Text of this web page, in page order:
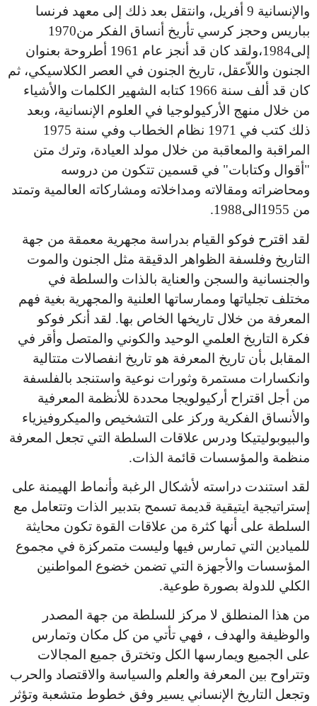
والإنسانية 9 أفريل، وانتقل بعد ذلك إلى معهد فرنسا
بباريس وحجز كرسي تأريخ أنساق الفكر من1970
إلى1984،ولقد كان قد أنجز عام 1961 أطروحة بعنوان
الجنون واللاّعقل، تاريخ الجنون في العصر الكلاسيكي، ثم
كان قد ألف سنة 1966 كتابه الشهير الكلمات والأشياء
من خلال منهج الأركيولوجيا في العلوم الإنسانية، وبعد
ذلك كتب في 1971 نظام الخطاب وفي سنة 1975
المراقبة والمعاقبة من خلال مولد العيادة، وترك متن
"أقوال وكتابات" في قسمين تتكون من دروسه
ومحاضراته ومقالاته ومداخلاته ومشاركاته العالمية وتمتد
من 1955الى1988.
لقد اقترح فوكو القيام بدراسة مجهرية معمقة من جهة
التاريخ وفلسفة الظواهر الدقيقة مثل الجنون والموت
والجنسانية والسجن والعناية بالذات والسلطة في
مختلف تجلياتها وممارساتها العلنية والمجهرية بغية فهم
المعرفة من خلال تاريخها الخاص بها. لقد أنكر فوكو
فكرة التاريخ العلمي الوحيد والكوني والمتصل وأقر في
المقابل بأن تاريخ المعرفة هو تاريخ انفصالات متتالية
وانكسارات مستمرة وثورات نوعية واستنجد بالفلسفة
من أجل اقتراح أركيولويجا محددة للأنظمة المعرفية
والأنساق الفكرية وركز على التشخيص والميكروفيزياء
والبيوبوليتيكا ودرس علاقات السلطة التي تجعل المعرفة
منظمة والمؤسسات قائمة الذات.
لقد استندت دراسته لأشكال الرغبة وأنماط الهيمنة على
إستراتيجية ايتيقية قديمة تسمح بتدبير الذات وتتعامل مع
السلطة على أنها كثرة من علاقات القوة تكون محايثة
للميادين التي تمارس فيها وليست متمركزة في مجموع
المؤسسات والأجهزة التي تضمن خضوع المواطنين
الكلي للدولة بصورة طوعية.
من هذا المنطلق لا مركز للسلطة من جهة المصدر
والوظيفة والهدف ، فهي تأتي من كل مكان وتمارس
على الجميع ويمارسها الكل وتخترق جميع المجالات
وتتراوح بين المعرفة والعلم والسياسة والاقتصاد والحرب
وتجعل التاريخ الإنساني يسير وفق خطوط متشعبة وتؤثر